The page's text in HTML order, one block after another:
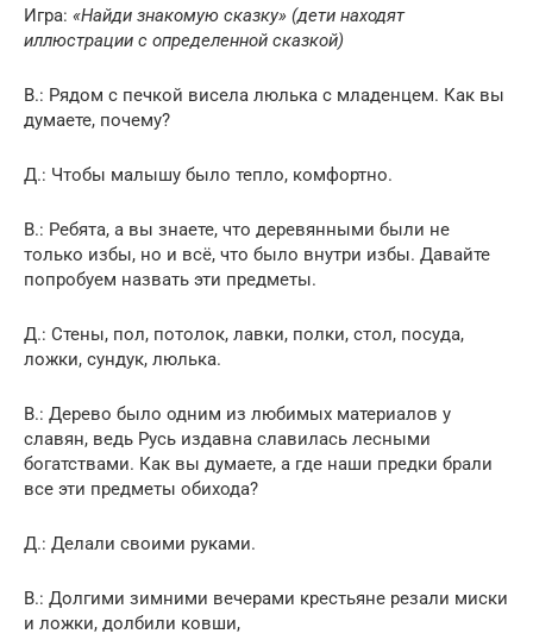
Игра: «Найди знакомую сказку» (дети находят
иллюстрации с определенной сказкой)
В.: Рядом с печкой висела люлька с младенцем. Как вы
думаете, почему?
Д.: Чтобы малышу было тепло, комфортно.
В.: Ребята, а вы знаете, что деревянными были не
только избы, но и всё, что было внутри избы. Давайте
попробуем назвать эти предметы.
Д.: Стены, пол, потолок, лавки, полки, стол, посуда,
ложки, сундук, люлька.
В.: Дерево было одним из любимых материалов у
славян, ведь Русь издавна славилась лесными
богатствами. Как вы думаете, а где наши предки брали
все эти предметы обихода?
Д.: Делали своими руками.
В.: Долгими зимними вечерами крестьяне резали миски
и ложки, долбили ковши,